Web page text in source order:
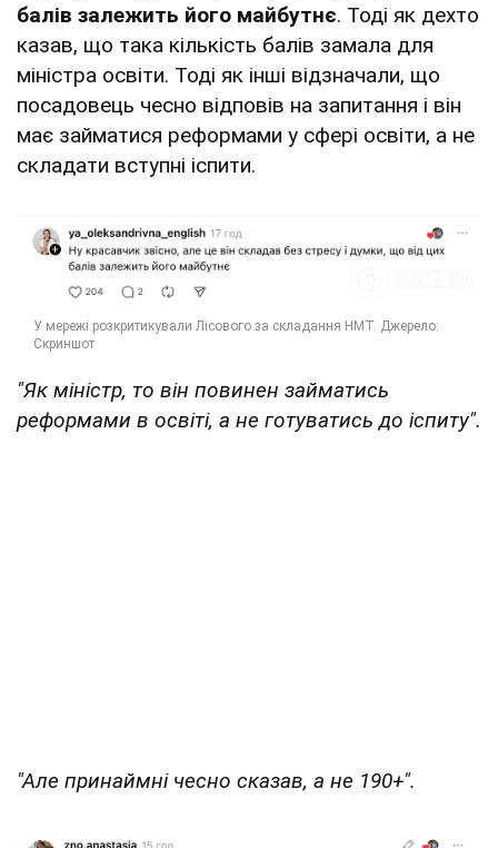
балів залежить його майбутнє. Тоді як дехто
казав, що така кількість балів замала для
міністра освіти. Тоді як інші відзначали, що
посадовець чесно відповів на запитання і він
має займатися реформами у сфері освіти, а не
складати вступні іспити.
"Як міністр, то він повинен займатись
реформами в освіті, а не готуватись до іспиту".
"Але принаймні чесно сказав, а не 190+".